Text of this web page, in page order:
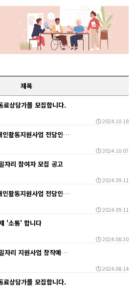
원형일자리지원사업 참여자 모집 공고(기간연장)
립생활센터 사회복지사 채용공고
료상담사업 동료상담가 모집공고
형일자리사업 참여자 모집 공고
제목
료상담가를 모집합니다.
2024.10.18
원주장애인자립생활센터 장애인활동지원사업 전담인력 채용 …
2024.10.07
자리 참여자 모집 공고
2024.09.11
원주장애인자립생활센터 장애인활동지원사업 전담인력 채용 …
2024.09.11
'소통' 합니다
2024.08.30
2024년 중증장애인 강원형 일자리 지원사업 창작예술 …
2024.08.14
료상담가를 모집합니다.